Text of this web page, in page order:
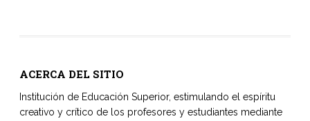
ACERCA DEL SITIO
Institución de Educación Superior, estimulando el espíritu
creativo y crítico de los profesores y estudiantes mediante